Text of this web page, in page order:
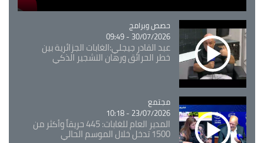
Catégorie
حصص وبرامج
30/07/2026 - 09:49
عبد القادر جيجلي:الغابات الجزائرية بين
خطر الحرائق ورهان التشجير الذكي
Catégorie
مجتمع
23/07/2026 - 10:18
المدير العام للغابات: 445 حريقاً وأكثر من
1500 تدخل خلال الموسم الحالي